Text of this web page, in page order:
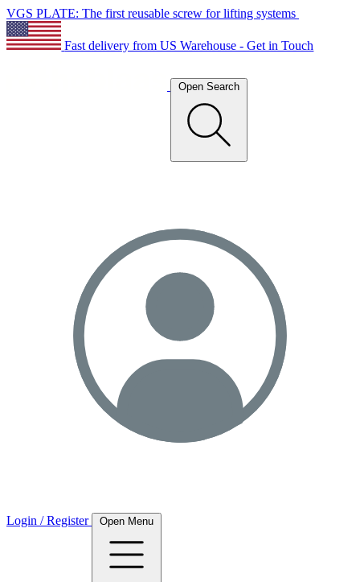
VGS PLATE: The first reusable screw for lifting systems
Fast delivery from US Warehouse - Get in Touch
Open Search
Login / Register Open Menu